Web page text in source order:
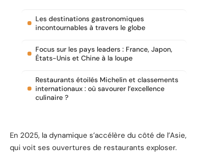
Les destinations gastronomiques
incontournables à travers le globe
Focus sur les pays leaders : France, Japon,
États-Unis et Chine à la loupe
Restaurants étoilés Michelin et classements
internationaux : où savourer l’excellence
culinaire ?
En 2025, la dynamique s’accélère du côté de l’Asie,
qui voit ses ouvertures de restaurants exploser.